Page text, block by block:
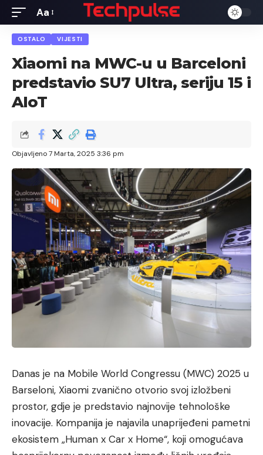
Font
Resizer
Aa
OSTALO VIJESTI
Xiaomi na MWC-u u Barceloni
predstavio SU7 Ultra, seriju 15 i
AIoT
Objavljeno 7 Marta, 2025 3:36 pm
Danas je na Mobile World Congressu (MWC) 2025 u
Barseloni, Xiaomi zvanično otvorio svoj izložbeni
prostor, gdje je predstavio najnovije tehnološke
inovacije. Kompanija je najavila unaprijeđeni pametni
ekosistem „Human x Car x Home“, koji omogućava